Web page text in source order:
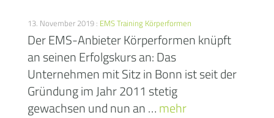
13. November 2019 : EMS Training Körperformen
Der EMS-Anbieter Körperformen knüpft
an seinen Erfolgskurs an: Das
Unternehmen mit Sitz in Bonn ist seit der
Gründung im Jahr 2011 stetig
gewachsen und nun an …mehr